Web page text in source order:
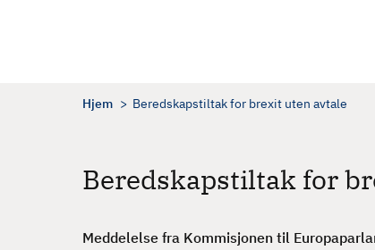
Hjem Beredskapstiltak for brexit uten avtale
Beredskapstiltak for
Meddelelse fra Kommisjonen til